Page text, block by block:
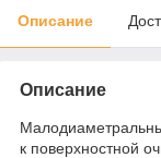
Описание
Описание
к поверхностной